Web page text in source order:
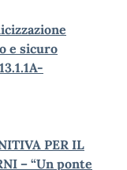
e sicuro
PER IL
– “Un ponte